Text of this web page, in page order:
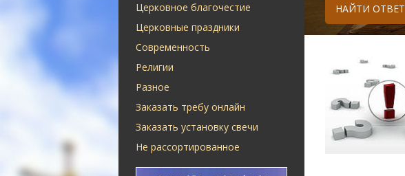
Церковное благочестие
Церковные праздники
Современность
Религии
Разное
Заказать требу онлайн
Заказать установку свечи
Не рассортированное
НАЙТИ ОТВЕТ